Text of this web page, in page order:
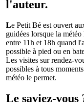
l'auteur.
Le Petit Bé est ouvert
guidées lorsque la météo
entre 11h et 18h quand
possible à pied ou en
Les visites sur rendez-
possibles à tous
météo le permet.
Le saviez-vous